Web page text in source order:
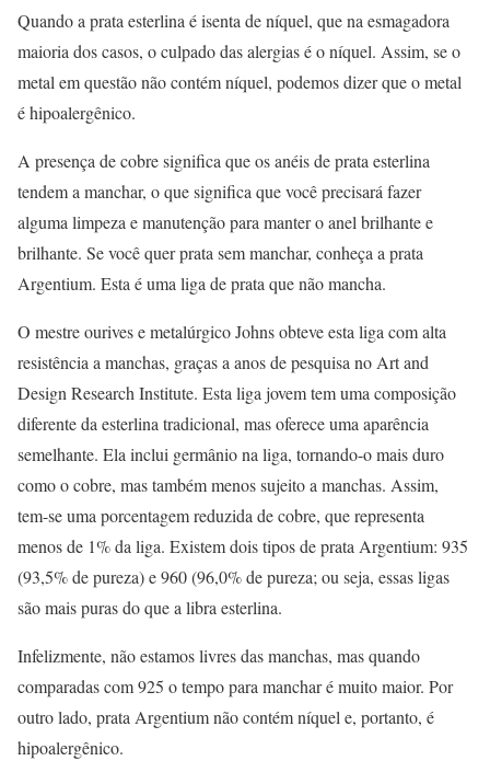
Quando a prata esterlina é isenta de níquel, que na esmagadora
maioria dos casos, o culpado das alergias é o níquel. Assim, se o
metal em questão não contém níquel, podemos dizer que o metal
é hipoalergênico.
A presença de cobre significa que os anéis de prata esterlina
tendem a manchar, o que significa que você precisará fazer
alguma limpeza e manutenção para manter o anel brilhante e
brilhante. Se você quer prata sem manchar, conheça a prata
Argentium. Esta é uma liga de prata que não mancha.
O mestre ourives e metalúrgico Johns obteve esta liga com alta
resistência a manchas, graças a anos de pesquisa no Art and
Design Research Institute. Esta liga jovem tem uma composição
diferente da esterlina tradicional, mas oferece uma aparência
semelhante. Ela inclui germânio na liga, tornando-o mais duro
como o cobre, mas também menos sujeito a manchas. Assim,
tem-se uma porcentagem reduzida de cobre, que representa
menos de 1% da liga. Existem dois tipos de prata Argentium: 935
(93,5% de pureza) e 960 (96,0% de pureza; ou seja, essas ligas
são mais puras do que a libra esterlina.
Infelizmente, não estamos livres das manchas, mas quando
comparadas com 925 o tempo para manchar é muito maior. Por
outro lado, prata Argentium não contém níquel e, portanto, é
hipoalergênico.